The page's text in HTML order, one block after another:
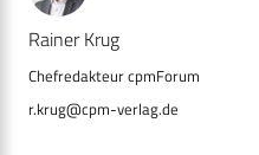
Rainer Krug
r.krug@cpm-verlag.de